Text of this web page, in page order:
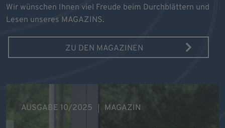
Wir wünschen Ihnen viel Freude beim Durchblättern und
Lesen unseres MAGAZINS.
ZU DEN MAGAZINEN
AUSGABE 10/2025 MAGAZIN